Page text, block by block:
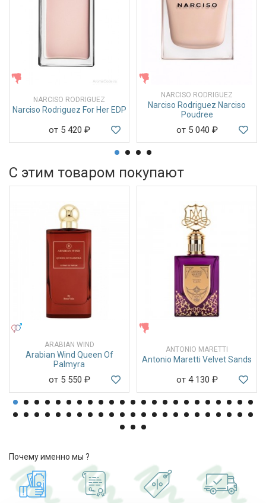
NARCISO RODRIGUEZ
Narciso Rodriguez For Her EDP
от 5 420 ₽
NARCISO RODRIGUEZ
Narciso Rodriguez Narciso
Poudree
от 5 040 ₽
С этим товаром покупают
ARABIAN WIND
Arabian Wind Queen Of
Palmyra
от 5 550 ₽
ANTONIO MARETTI
Antonio Maretti Velvet Sands
от 4 130 ₽
Почему именно мы ?